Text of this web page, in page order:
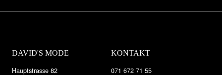
DAVID'S MODE
Hauptstrasse 82
KONTAKT
071 672 71 55